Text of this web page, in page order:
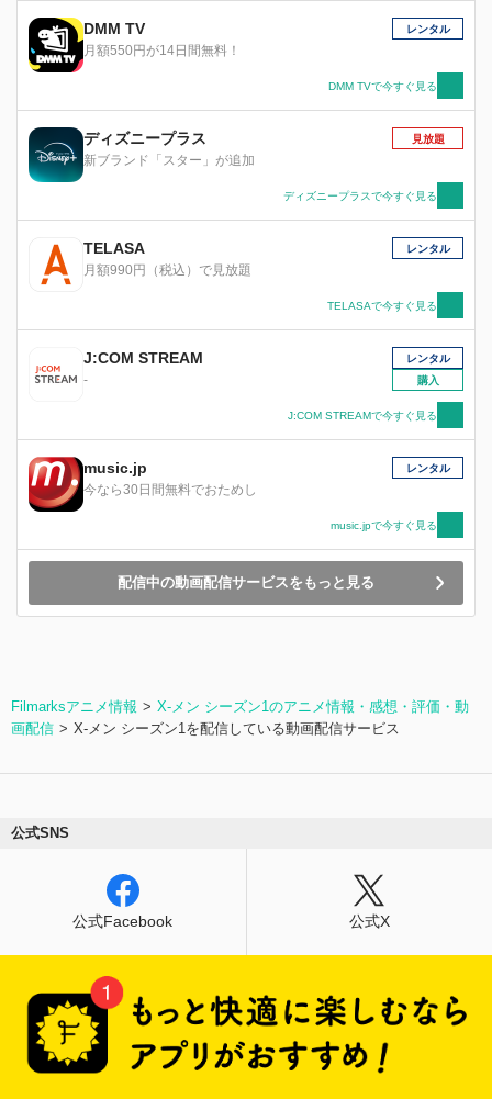
DMM TV
月額550円が14日間無料！
レンタル
DMM TVで今すぐ見る
ディズニープラス
新ブランド「スター」が追加
見放題
ディズニープラスで今すぐ見る
TELASA
月額990円（税込）で見放題
レンタル
TELASAで今すぐ見る
J:COM STREAM
-
レンタル
購入
J:COM STREAMで今すぐ見る
music.jp
今なら30日間無料でおためし
レンタル
music.jpで今すぐ見る
配信中の動画配信サービスをもっと見る
Filmarksアニメ情報
X-メン シーズン1のアニメ情報・感想・評価・動
画配信
X-メン シーズン1を配信している動画配信サービス
公式SNS
公式Facebook 公式X